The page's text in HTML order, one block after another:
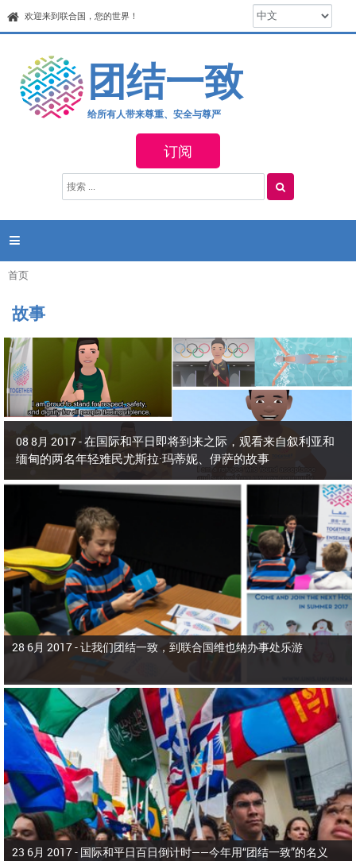
Jump to navigation
欢迎来到联合国，您的世界！
团结一致
给所有人带来尊重、安全与尊严
订阅
搜
索

你
这
里
首页
故事
08 8月 2017 -在国际和平日即将到来之际，观看来自叙利亚和
缅甸的两名年轻难民尤斯拉·玛蒂妮、伊萨的故事
联合国新闻部发布了两部新的动画视频，分享两名年轻难民的故事。其中一
个突出了尤斯拉·玛蒂妮的戏剧性故事，尤斯拉是一位来自饱受冲突蹂躏的叙利亚
的年轻难民，他实现了在2016年奥运中竞争的梦想。尤斯拉被联合国难民署任
命为亲善大使。
28 6月 2017 -让我们团结一致，到联合国维也纳办事处乐游
23 6月 2017 - 国际和平日百日倒计时——今年用“团结一致”的名义